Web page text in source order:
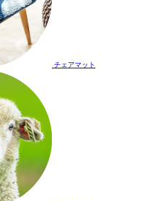
チェアマット